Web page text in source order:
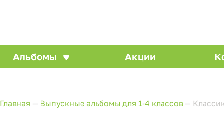
Альбомы Акции
Главная — Выпускные альбомы для 1-4 классов —